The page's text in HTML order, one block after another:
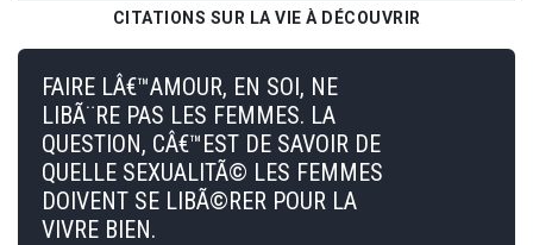
CITATIONS SUR LA VIE À DÉCOUVRIR
FAIRE LÂ€™AMOUR, EN SOI, NE
LIBÃ¨RE PAS LES FEMMES. LA
QUESTION, CÂ€™EST DE SAVOIR DE
QUELLE SEXUALITÃ© LES FEMMES
DOIVENT SE LIBÃ©RER POUR LA
VIVRE BIEN.